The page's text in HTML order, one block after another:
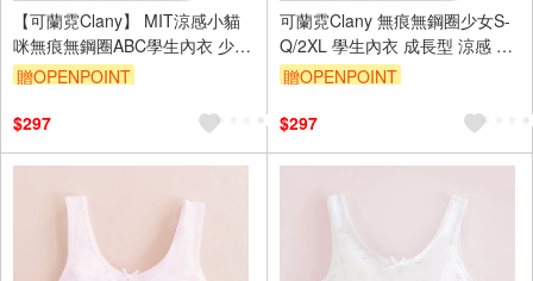
【可蘭霓Clany】 MIT涼感小貓
咪無痕無鋼圈ABC學生內衣 少女
內衣 成長型內衣 8039-61 灰色
贈OPENPOINT
$297
可蘭霓Clany 無痕無鋼圈少女S-
Q/2XL 學生內衣 成長型 涼感 背
心 6988-22 白 胸衣 學生 背心
贈OPENPOINT
$297